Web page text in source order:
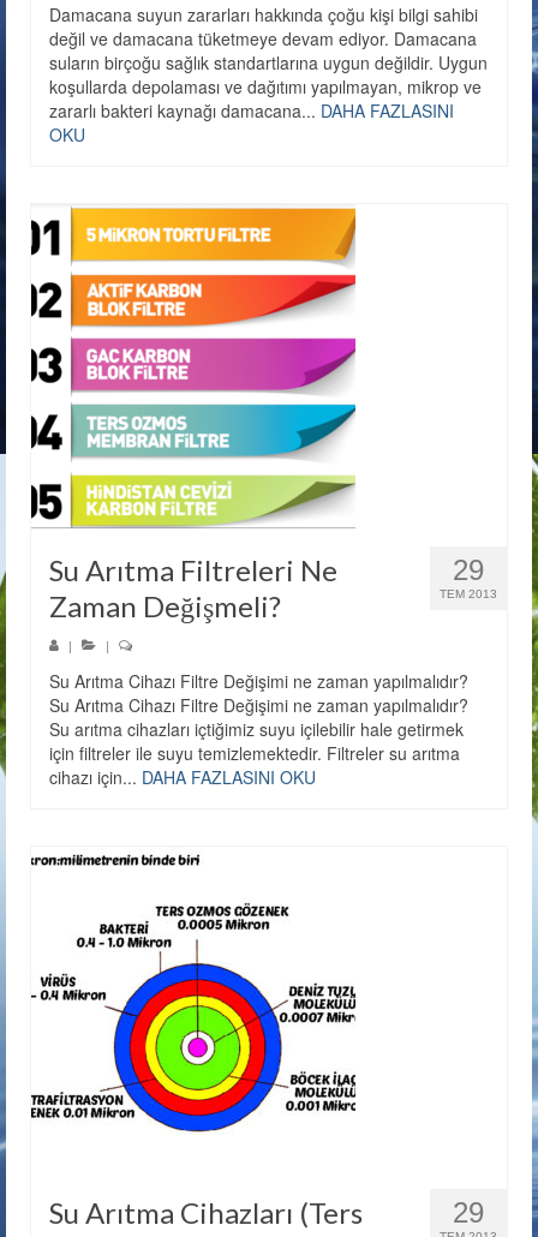
Damacana suyun zararları hakkında çoğu kişi bilgi sahibi
değil ve damacana tüketmeye devam ediyor. Damacana
suların birçoğu sağlık standartlarına uygun değildir. Uygun
koşullarda depolaması ve dağıtımı yapılmayan, mikrop ve
zararlı bakteri kaynağı damacana... DAHA FAZLASINI
OKU
29
TEM 2013
Su Arıtma Filtreleri Ne
Zaman Değişmeli?
| |
Su Arıtma Cihazı Filtre Değişimi ne zaman yapılmalıdır?
Su Arıtma Cihazı Filtre Değişimi ne zaman yapılmalıdır?
Su arıtma cihazları içtiğimiz suyu içilebilir hale getirmek
için filtreler ile suyu temizlemektedir. Filtreler su arıtma
cihazı için... DAHA FAZLASINI OKU
29
Su Arıtma Cihazları (Ters